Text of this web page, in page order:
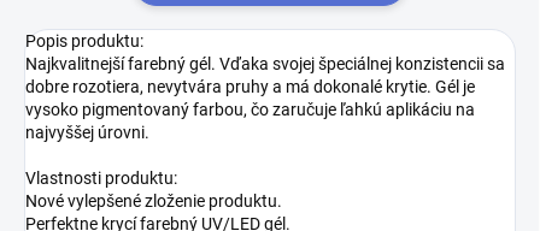
Popis produktu:
Najkvalitnejší farebný gél. Vďaka svojej špeciálnej konzistencii sa
dobre rozotiera, nevytvára pruhy a má dokonalé krytie. Gél je
vysoko pigmentovaný farbou, čo zaručuje ľahkú aplikáciu na
najvyššej úrovni.
Vlastnosti produktu:
Nové vylepšené zloženie produktu.
Perfektne krycí farebný UV/LED gél.